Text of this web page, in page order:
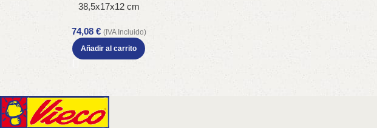
38,5x17x12 cm
74,08 € (IVA Incluido)
Añadir al carrito